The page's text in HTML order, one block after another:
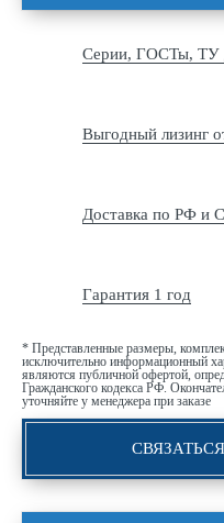
Серии, ГОСТы,
Выгодный лизинг
Доставка по РФ и
Гарантия 1 год
* Представленные размеры,
исключительно информационный
являются публичной офертой,
Гражданского кодекса РФ.
уточняйте у менеджера при заказе